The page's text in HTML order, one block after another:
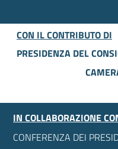
CON IL CONTRIBUTO DI
PRESIDENZA DEL
IN COLLABORAZIONE
CONFERENZA DEI